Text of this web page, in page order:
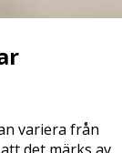
variera från